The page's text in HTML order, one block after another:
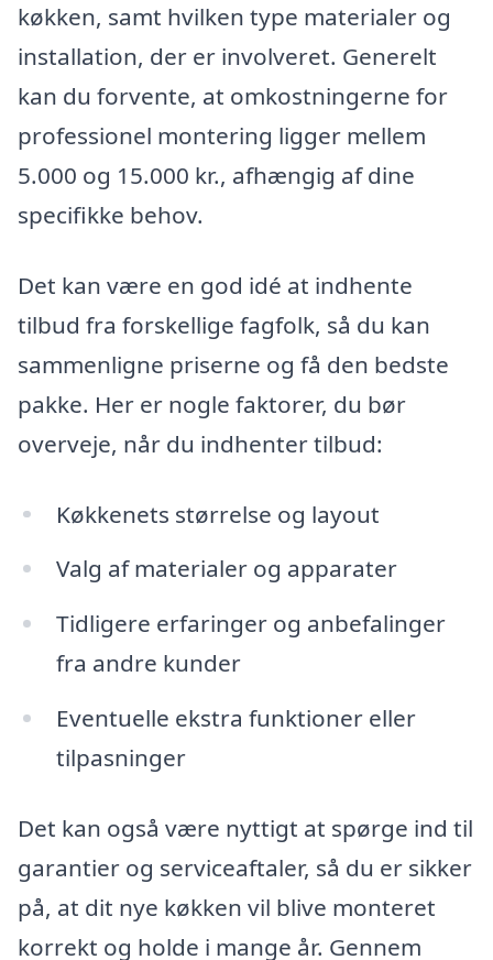
køkken, samt hvilken type materialer og
installation, der er involveret. Generelt
kan du forvente, at omkostningerne for
professionel montering ligger mellem
5.000 og 15.000 kr., afhængig af dine
specifikke behov.
Det kan være en god idé at indhente
tilbud fra forskellige fagfolk, så du kan
sammenligne priserne og få den bedste
pakke. Her er nogle faktorer, du bør
overveje, når du indhenter tilbud:
Køkkenets størrelse og layout
Valg af materialer og apparater
Tidligere erfaringer og anbefalinger
fra andre kunder
Eventuelle ekstra funktioner eller
tilpasninger
Det kan også være nyttigt at spørge ind til
garantier og serviceaftaler, så du er sikker
på, at dit nye køkken vil blive monteret
korrekt og holde i mange år. Gennem